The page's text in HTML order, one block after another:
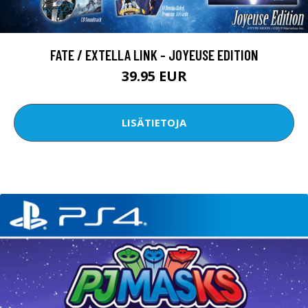
FATE / EXTELLA LINK - JOYEUSE EDITION
39.95 EUR
LISÄTIETOJA